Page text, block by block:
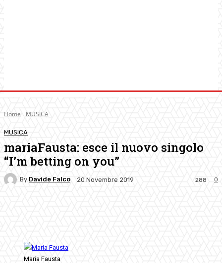
Home MUSICA
MUSICA
mariaFausta: esce il nuovo singolo
“I’m betting on you”
By Davide Falco 20 Novembre 2019 0
288
Maria Fausta